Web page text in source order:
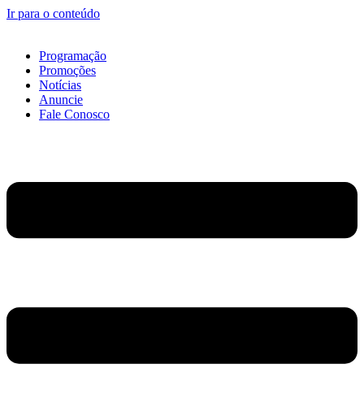
Ir para o conteúdo
Programação
Promoções
Notícias
Anuncie
Fale Conosco